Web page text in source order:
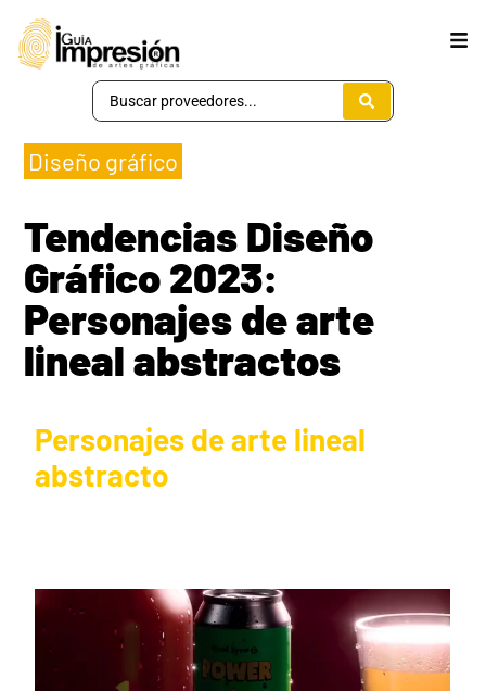
Diseño gráfico
Tendencias Diseño
Gráfico 2023:
Personajes de arte
lineal abstractos
Personajes de arte lineal
abstracto